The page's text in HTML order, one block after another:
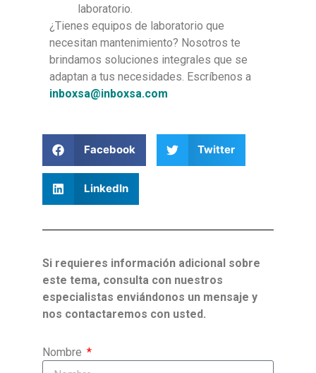
laboratorio.
¿Tienes equipos de laboratorio que
necesitan mantenimiento? Nosotros te
brindamos soluciones integrales que se
adaptan a tus necesidades. Escríbenos a
inboxsa@inboxsa.com
Facebook Twitter
LinkedIn
Si requieres información adicional sobre
este tema, consulta con nuestros
especialistas enviándonos un mensaje y
nos contactaremos con usted.
Nombre